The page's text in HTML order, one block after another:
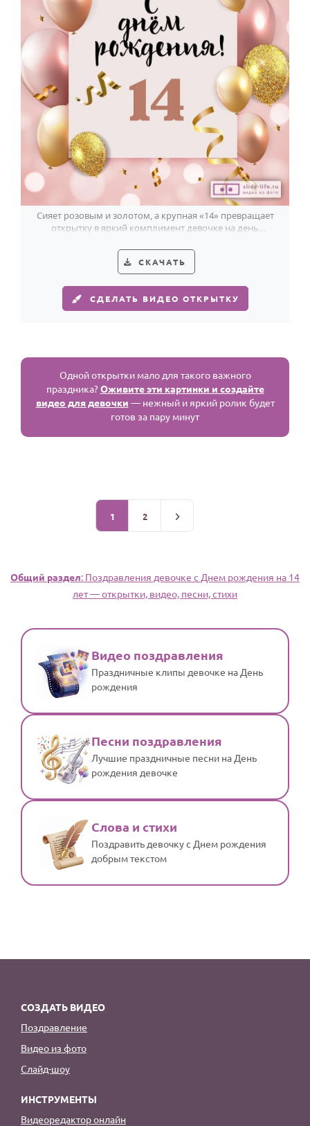
Сияет розовым и золотом, а крупная «14» превращает
открытку в яркий комплимент девочке на день
СКАЧАТЬ
СДЕЛАТЬ ВИДЕО ОТКРЫТКУ
Одной открытки мало для такого важного
праздника?Оживите эти картинки и создайте
видео для девочки — нежный и яркий ролик будет
готов за пару минут
1 2
Общий раздел: Поздравления девочке c Днем рождения на 14
лет — открытки, видео, песни, стихи
Видео поздравления
Праздничные клипы девочке на День
рождения
Песни поздравления
Лучшие праздничные песни на День
рождения девочке
Слова и стихи
Поздравить девочку с Днем рождения
добрым текстом
СОЗДАТЬ ВИДЕО
Поздравление
Видео из фото
Слайд-шоу
ИНСТРУМЕНТЫ
Видеоредактор онлайн